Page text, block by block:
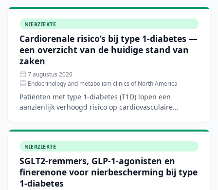
NIERZIEKTE
Cardiorenale risico’s bij type 1-diabetes —
een overzicht van de huidige stand van
zaken
7 augustus 2026
Endocrinology and metabolism clinics of North America
Patiënten met type 1-diabetes (T1D) lopen een
aanzienlijk verhoogd risico op cardiovasculaire
NIERZIEKTE
SGLT2-remmers, GLP-1-agonisten en
finerenone voor nierbescherming bij type
1-diabetes